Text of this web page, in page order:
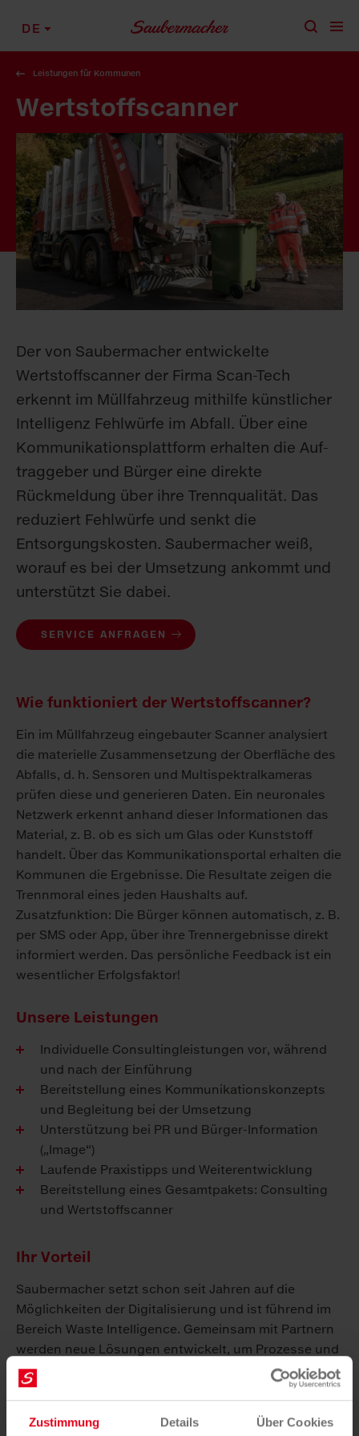
Zustimmung Details Über Cookies
DE
Leistungen für Kommunen
Wertstoffscanner
Der von Saubermacher entwickelte
Wertstoffscanner der Firma Scan-Tech
erkennt im Müllfahrzeug mithilfe künstlicher
Intelligenz Fehlwürfe im Abfall. Über eine
Kommunikationsplattform erhalten die Auf­
trag­ge­ber und Bürger eine direkte
Rückmeldung über ihre Trenn­qua­li­tät. Das
reduziert Fehlwürfe und senkt die
Entsorgungs­kosten. Saubermacher weiß,
worauf es bei der Umsetzung ankommt und
unterstützt Sie dabei.
SERVICE ANFRAGEN
Wie funktioniert der Wertstoffscanner?
Ein im Müllfahrzeug eingebauter Scanner analysiert
die materielle Zusammensetzung der Oberfläche des
Abfalls, d. h. Sensoren und Multispektralkameras
prüfen diese und generieren Daten. Ein neuronales
Netzwerk erkennt anhand dieser Informationen das
Material, z. B. ob es sich um Glas oder Kunststoff
handelt. Über das Kommunikationsportal erhalten die
Kommunen die Ergebnisse. Die Resultate zeigen die
Trennmoral eines jeden Haushalts auf.
Zusatzfunktion: Die Bürger können automatisch, z. B.
per SMS oder App, über ihre Trennergebnisse direkt
informiert werden. Das persönliche Feedback ist ein
wesentlicher Erfolgsfaktor!
Unsere Leistungen
Individuelle Consultingleistungen vor, während
und nach der Einführung
Bereitstellung eines Kommunikationskonzepts
und Begleitung bei der Umsetzung
Unterstützung bei PR und Bürger-Information
(„Image“)
Laufende Praxistipps und Weiterentwicklung
Bereitstellung eines Gesamtpakets: Consulting
und Wertstoffscanner
Ihr Vorteil
Saubermacher setzt schon seit Jahren auf die
Möglichkeiten der Digitalisierung und ist führend im
Bereich Waste Intelligence. Gemeinsam mit Partnern
werden neue Lösungen entwickelt, um Prozesse und
Abläufe zu verbessern, die Effizienz zu steigern und
der gesell­schaftlichen Verantwortung gerecht zu